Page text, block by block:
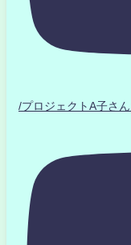
/プロジェクトA子さ